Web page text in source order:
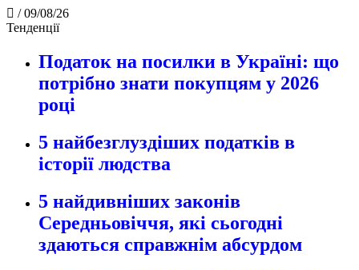
/ 09/08/26
Тенденції
Податок на посилки в Україні: що
потрібно знати покупцям у 2026
році
5 найбезглуздіших податків в
історії людства
5 найдивніших законів
Середньовіччя, які сьогодні
здаються справжнім абсурдом